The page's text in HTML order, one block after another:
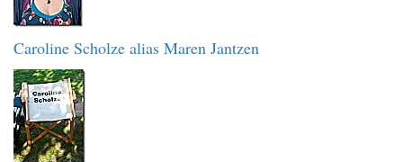
Caroline Scholze alias Maren Jantzen